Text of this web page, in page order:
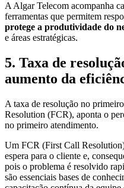
A Algar Telecom acompanha
ferramentas que permitem
protege a produtividade do
e áreas estratégicas.
5. Taxa de
aumento da
A taxa de resolução no
Resolution (FCR), aponta o
no primeiro atendimento.
Um FCR (First Call
espera para o cliente e,
pois o problema é resolvido
são essenciais bases de